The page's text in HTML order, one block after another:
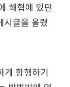
해협에 있던
시글을 올렸
게 항행하기